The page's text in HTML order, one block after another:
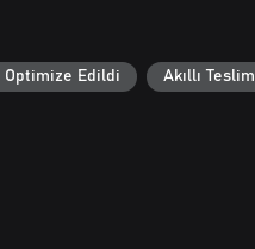
Optimize Edildi Akıllı Teslim